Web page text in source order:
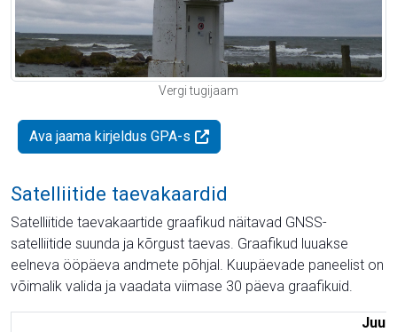
Vergi tugijaam
Ava jaama kirjeldus GPA-s
Satelliitide taevakaardid
Satelliitide taevakaartide graafikud näitavad GNSS-
satelliitide suunda ja kõrgust taevas. Graafikud luuakse
eelneva ööpäeva andmete põhjal. Kuupäevade paneelist on
võimalik valida ja vaadata viimase 30 päeva graafikuid.
Juuli